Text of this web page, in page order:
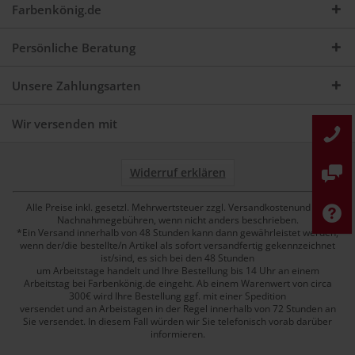
Farbenkönig.de
Persönliche Beratung
Unsere Zahlungsarten
Wir versenden mit
Widerruf erklären
Alle Preise inkl. gesetzl. Mehrwertsteuer zzgl. Versandkostenund ggf.
Nachnahmegebühren, wenn nicht anders beschrieben.
*Ein Versand innerhalb von 48 Stunden kann dann gewährleistet werden,
wenn der/die bestellte/n Artikel als sofort versandfertig gekennzeichnet
ist/sind, es sich bei den 48 Stunden
um Arbeitstage handelt und Ihre Bestellung bis 14 Uhr an einem
Arbeitstag bei Farbenkönig.de eingeht. Ab einem Warenwert von circa
300€ wird Ihre Bestellung ggf. mit einer Spedition
versendet und an Arbeistagen in der Regel innerhalb von 72 Stunden an
Sie versendet. In diesem Fall würden wir Sie telefonisch vorab darüber
informieren.